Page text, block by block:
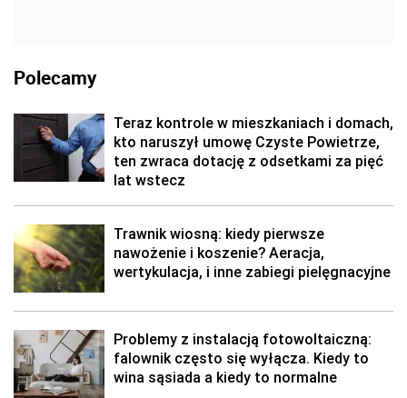
Polecamy
Teraz kontrole w mieszkaniach i domach,
kto naruszył umowę Czyste Powietrze,
ten zwraca dotację z odsetkami za pięć
lat wstecz
Trawnik wiosną: kiedy pierwsze
nawożenie i koszenie? Aeracja,
wertykulacja, i inne zabiegi pielęgnacyjne
Problemy z instalacją fotowoltaiczną:
falownik często się wyłącza. Kiedy to
wina sąsiada a kiedy to normalne